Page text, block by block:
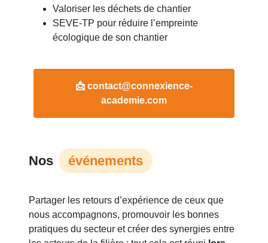
Valoriser les déchets de chantier
SEVE-TP pour réduire l’empreinte
écologique de son chantier
📩 contact@connexience-
academie.com
Nos événements
Partager les retours d’expérience de ceux que
nous accompagnons, promouvoir les bonnes
pratiques du secteur et créer des synergies entre